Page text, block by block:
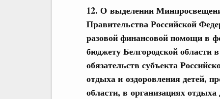
12. О выделении
Правительства Российской
разовой финансовой помощи в
бюджету Белгородской области
обязательств субъекта
отдыха и оздоровления детей,
области, в организациях